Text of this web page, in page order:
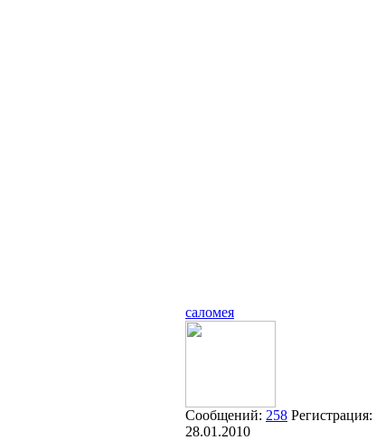
саломея
Сообщений: 258 Регистрация:
28.01.2010